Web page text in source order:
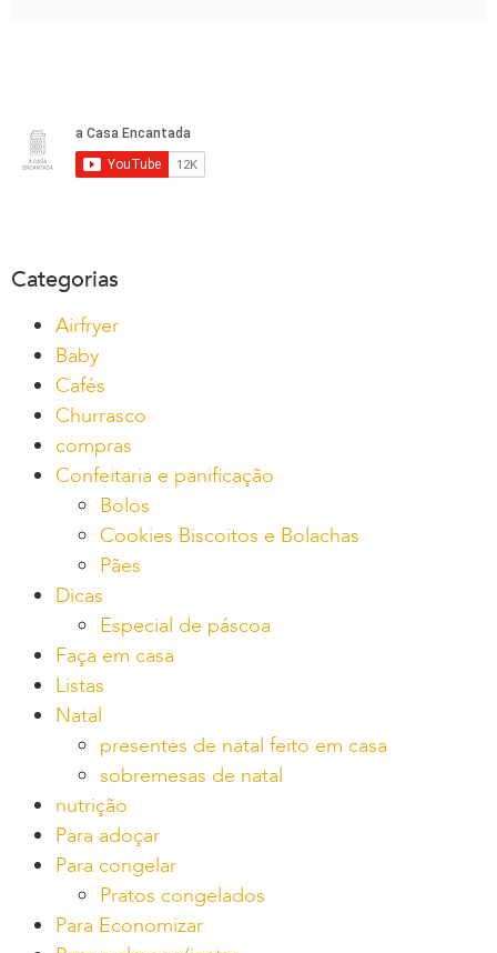
Categorias
Airfryer
Baby
Cafés
Churrasco
compras
Confeitaria e panificação
Bolos
Cookies Biscoitos e Bolachas
Pães
Dicas
Especial de páscoa
Faça em casa
Listas
Natal
presentes de natal feito em casa
sobremesas de natal
nutrição
Para adoçar
Para congelar
Pratos congelados
Para Economizar